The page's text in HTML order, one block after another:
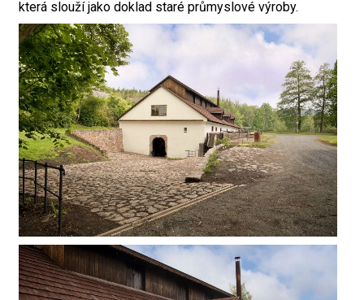
která slouží jako doklad staré průmyslové výroby.